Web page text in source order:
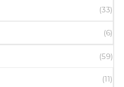
(33)
(6)
(59)
(11)